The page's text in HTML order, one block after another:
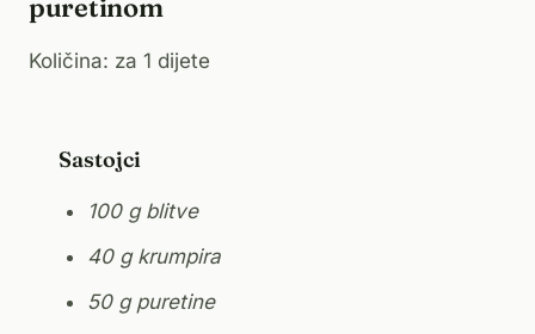
puretinom
Količina: za 1 dijete
Sastojci
100 g blitve
40 g krumpira
50 g puretine